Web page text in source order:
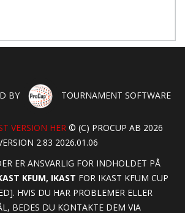
BY TOURNAMENT SOFTWARE
VERSION HER© (C) PROCUP AB 2026
2.83 2026.01.06
ER ANSVARLIG FOR INDHOLDET PÅ
KFUM, IKAST FOR IKAST KFUM CUP
HVIS DU HAR PROBLEMER ELLER
BEDES DU KONTAKTE DEM VIA